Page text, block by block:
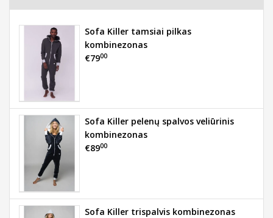
Sofa Killer tamsiai pilkas
kombinezonas
€7900
Sofa Killer pelenų spalvos veliūrinis
kombinezonas
€8900
Sofa Killer trispalvis kombinezonas